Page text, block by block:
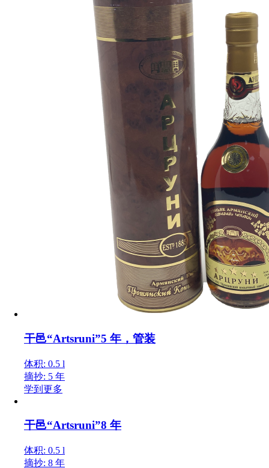
干邑“Artsruni”5 年，管装
体积: 0.5 l
摘抄: 5 年
学到更多
干邑“Artsruni”8 年
体积: 0.5 l
摘抄: 8 年